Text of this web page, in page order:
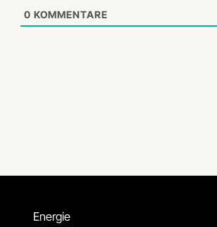
0 KOMMENTARE
Energie